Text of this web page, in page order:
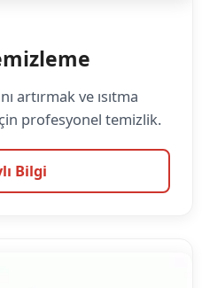
artırmak ve ısıtma
profesyonel temizlik.
Bilgi